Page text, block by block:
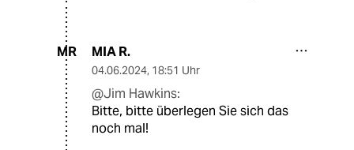
MR MIA R.
04.06.2024, 18:51 Uhr
@Jim Hawkins:
Bitte, bitte überlegen Sie sich das
noch mal!